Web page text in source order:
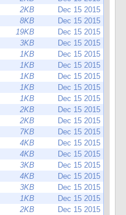
2KB
Dec 15 2015
8KB
Dec 15 2015
19KB
Dec 15 2015
3KB
Dec 15 2015
1KB
Dec 15 2015
1KB
Dec 15 2015
1KB
Dec 15 2015
1KB
Dec 15 2015
1KB
Dec 15 2015
2KB
Dec 15 2015
2KB
Dec 15 2015
7KB
Dec 15 2015
4KB
Dec 15 2015
4KB
Dec 15 2015
3KB
Dec 15 2015
4KB
Dec 15 2015
3KB
Dec 15 2015
1KB
Dec 15 2015
2KB
Dec 15 2015